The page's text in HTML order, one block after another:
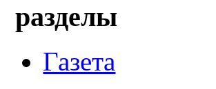
разделы
Газета